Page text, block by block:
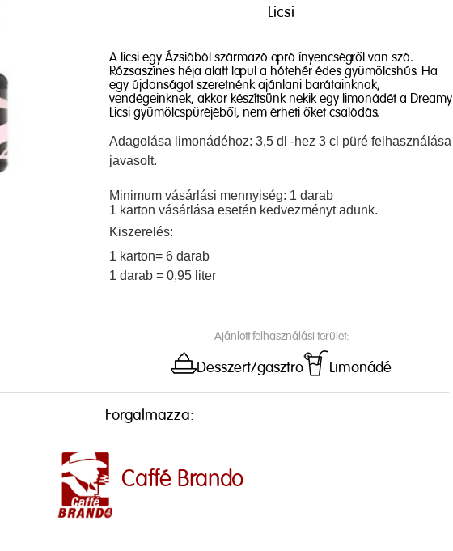
Licsi
A licsi egy Ázsiából származó apró ínyencségről van szó.
Rózsaszínes héja alatt lapul a hófehér édes gyümölcshús. Ha
egy újdonságot szeretnénk ajánlani barátainknak,
vendégeinknek, akkor készítsünk nekik egy limonádét a Dreamy
Licsi gyümölcspüréjéből, nem érheti őket csalódás.
Adagolása limonádéhoz: 3,5 dl -hez 3 cl püré felhasználása
javasolt.
Minimum vásárlási mennyiség: 1 darab
1 karton vásárlása esetén kedvezményt adunk.
Kiszerelés:
1 karton= 6 darab
1 darab = 0,95 liter
Ajánlott felhasználási terület:
Desszert/gasztro Limonádé
Forgalmazza:
Caffé Brando